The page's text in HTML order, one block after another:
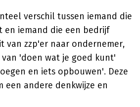
verschil tussen iemand die
en iemand die een bedrijf
van zzp'er naar ondernemer,
'doen wat je goed kunt'
en iets opbouwen'. Deze
een andere denkwijze en